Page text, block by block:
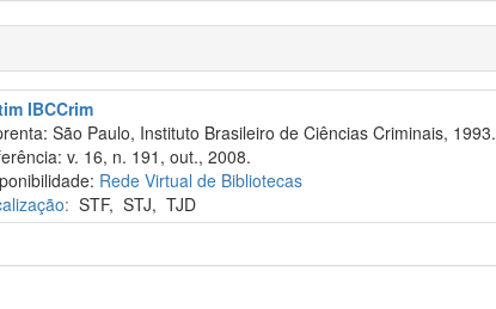
IBCCrim
São Paulo, Instituto Brasileiro de Ciências Criminais, 1993.
v. 16, n. 191, out., 2008.
Rede Virtual de Bibliotecas
STF,STJ,TJD